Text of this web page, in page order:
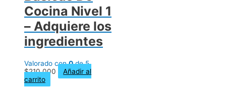
Cocina Nivel 1
– Adquiere los
ingredientes
Valorado con0de 5
$210,000
Añadir al
carrito